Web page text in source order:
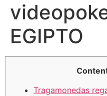
EGIPTO
Tragamonedas